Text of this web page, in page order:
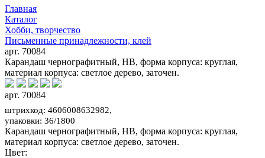
Главная
Каталог
Хобби, творчество
Письменные принадлежности, клей
арт. 70084
Карандаш чернографитный, HB, форма корпуса: круглая,
материал корпуса: светлое дерево, заточен.
арт. 70084
штрихкод: 4606008632982,
упаковки: 36/1800
Карандаш чернографитный, HB, форма корпуса: круглая,
материал корпуса: светлое дерево, заточен.
Цвет: